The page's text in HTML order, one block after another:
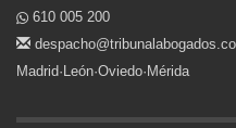
610 005 200
Madrid·León·Oviedo·Mérida